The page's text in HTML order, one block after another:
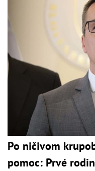
Po ničivom
pomoc: Prvé